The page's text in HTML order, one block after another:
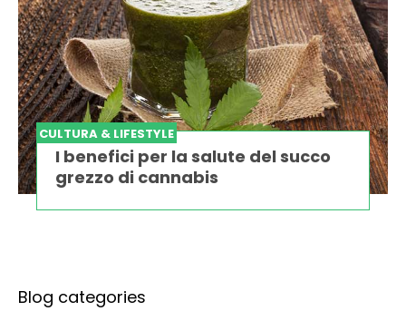
CULTURA & LIFESTYLE
I benefici per la salute del succo
grezzo di cannabis
Blog categories